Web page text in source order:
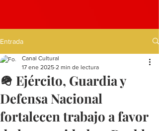
Entrada
🪖 Ejército, Guardia y
Defensa Nacional
fortalecen trabajo a favor
Canal Cultural
17 ene 2025 2 min de lectura